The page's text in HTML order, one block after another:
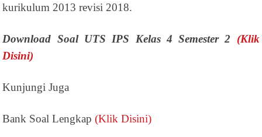
kurikulum 2013 revisi 2018.
Download Soal UTS IPS Kelas 4 Semester 2 (Klik
Disini)
Kunjungi Juga
Bank Soal Lengkap(Klik Disini)